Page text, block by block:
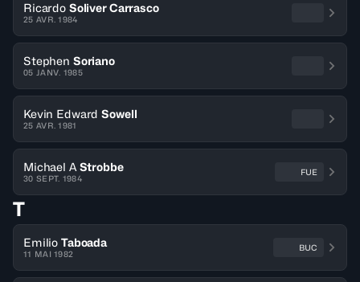
Ricardo Soliver Carrasco
25 AVR. 1984
Stephen Soriano
05 JANV. 1985
Kevin Edward Sowell
25 AVR. 1981
Michael A Strobbe
30 SEPT. 1984
FUE
T
Emilio Taboada
11 MAI 1982
BUC